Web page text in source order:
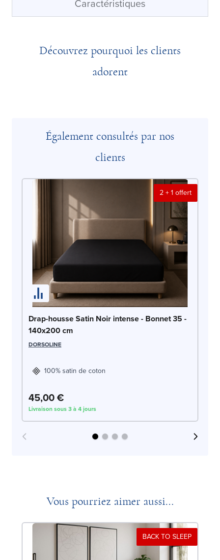
Caractéristiques
Découvrez pourquoi les clients
adorent
Également consultés par nos
clients
2 + 1 offert
Drap-housse Satin Noir intense - Bonnet 35 -
140x200 cm
DORSOLINE
100% satin de coton
45,00 €
Livraison sous 3 à 4 jours
Vous pourriez aimer aussi...
BACK TO SLEEP